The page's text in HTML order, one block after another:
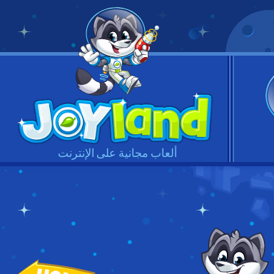
ألعاب مجانية على الإنترنت